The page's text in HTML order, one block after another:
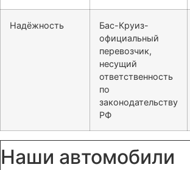
Надёжность
Бас-Круиз-
официальный
перевозчик,
несущий
ответственность
по
законодательству
РФ
Наши автомобили